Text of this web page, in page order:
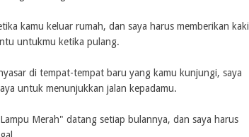
kamu keluar rumah, dan saya harus memberikan kaki
untukmu ketika pulang.
di tempat-tempat baru yang kamu kunjungi, saya
untuk menunjukkan jalan kepadamu.
Merah" datang setiap bulannya, dan saya harus